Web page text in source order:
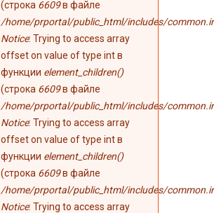
(строка 6609в файле
/home/prportal/public_html/includes/
Notice: Trying to access array
offset on value of type int в
функции element_children()
(строка 6609в файле
/home/prportal/public_html/includes/
Notice: Trying to access array
offset on value of type int в
функции element_children()
(строка 6609в файле
/home/prportal/public_html/includes/
Notice: Trying to access array